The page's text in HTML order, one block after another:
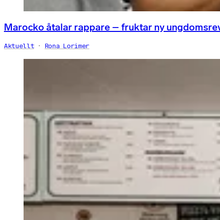
Marocko åtalar rappare – fruktar ny
Aktuellt Rona Lorimer